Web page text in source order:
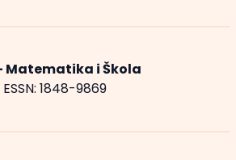
Matematika i Škola
ESSN: 1848-9869